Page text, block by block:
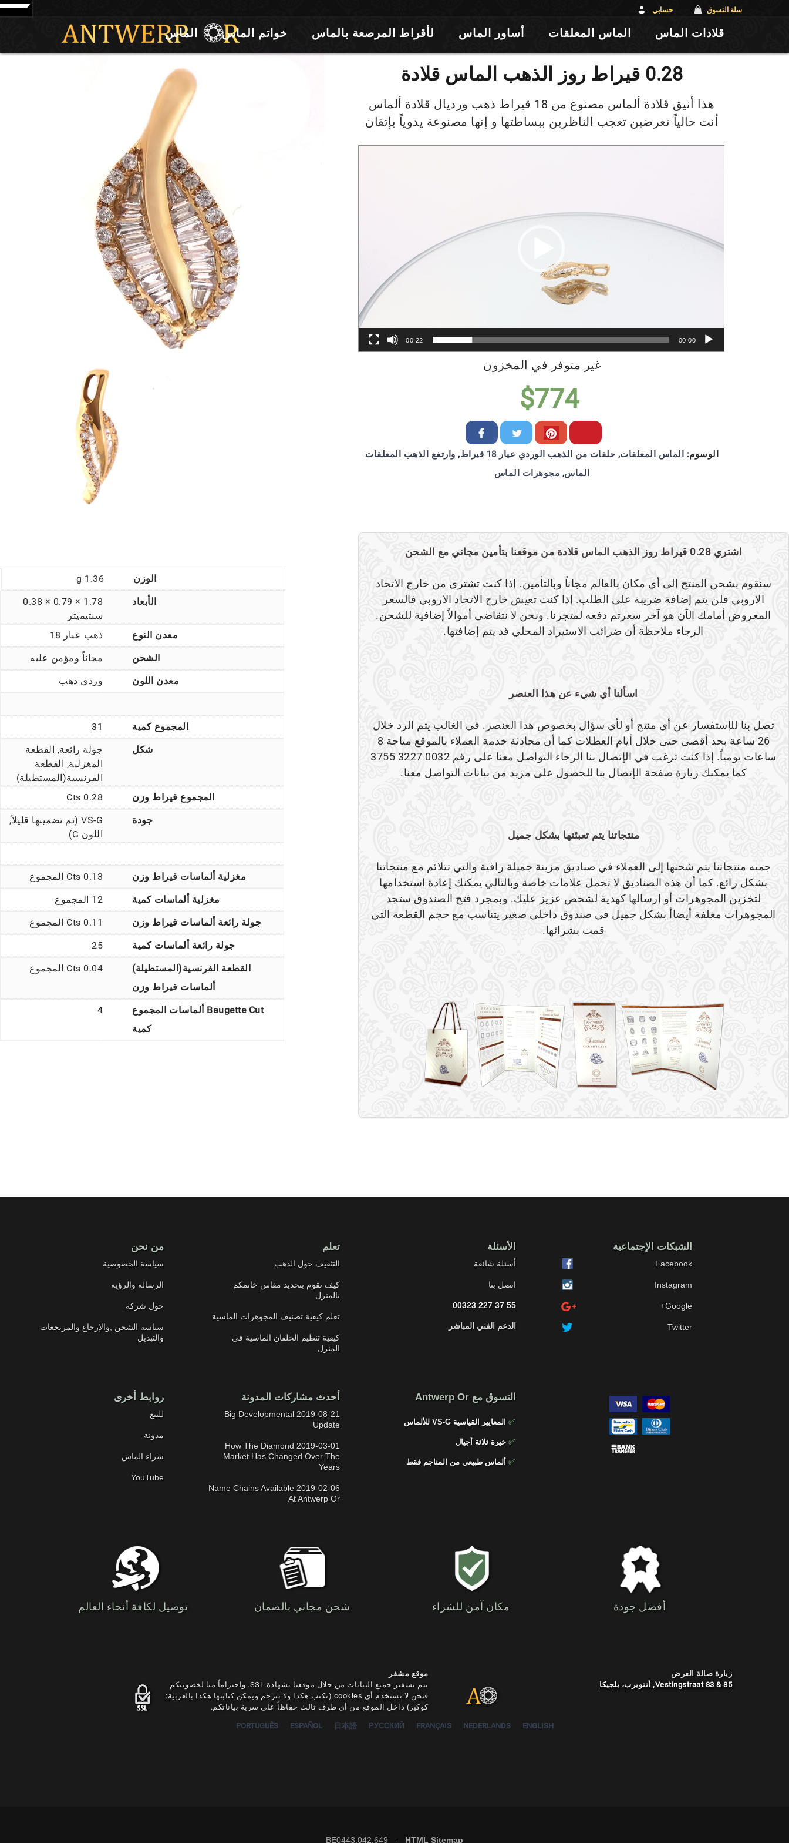
حسابي سلة التسوق
الماس خواتم الماس لأقراط المرصعة بالماس أساور الماس الماس المعلقات قلادات الماس
0.28 قيراط روز الذهب الماس قلادة
هذا أنيق قلادة ألماس مصنوع من 18 قيراط ذهب ورديال قلادة ألماس
أنت حالياً تعرضين تعجب الناظرين ببساطتها و إنها مصنوعة يدوياً بإتقان
00:00
00:22
$774
غير متوفر في المخزون
الوسوم: الماس المعلقات, حلقات من الذهب الوردي عيار 18 قيراط , وارتفع الذهب المعلقات
الماس, مجوهرات الماس
معلومات إضافية
الوزن 1.36 g
الأبعاد
1.78 × 0.79 × 0.38
سنتيميتر
معدن النوع
ذهب عيار 18
الشحن مجاناً ومؤمن عليه
معدن اللون وردي ذهب
المجموع كمية 31
شكل
جولة رائعة, القطعة
المغزلية, القطعة
الفرنسية(المستطيلة)
المجموع قيراط وزن
0.28 Cts
جودة
VS-G (تم تضمينها قليلاً,
اللون G)
مغزلية ألماسات قيراط وزن 0.13 Cts المجموع
مغزلية ألماسات كمية 12 المجموع
جولة رائعة ألماسات قيراط وزن 0.11 Cts المجموع
جولة رائعة ألماسات كمية 25
القطعة الفرنسية(المستطيلة)
ألماسات قيراط وزن
0.04 Cts المجموع
Baugette Cut ألماسات المجموع
كمية
4
اشتري 0.28 قيراط روز الذهب الماس قلادة من موقعنا بتأمين مجاني مع الشحن
سنقوم بشحن المنتج إلى أي مكان بالعالم مجاناً وبالتأمين. إذا كنت تشتري من خارج الاتحاد
الاروبي فلن يتم إضافة ضريبة على الطلب. إذا كنت تعيش خارج الاتحاد الاروبي فالسعر
المعروض أمامك الآن هو آخر سعرتم دفعه لمتجرنا. ونحن لا نتقاضى أموالاً إضافية للشحن.
الرجاء ملاحظة أن ضرائب الاستيراد المحلي قد يتم إضافتها.
اسألنا أي شيء عن هذا العنصر
تصل بنا للإستفسار عن أي منتج أو لأي سؤال بخصوص هذا العنصر. في الغالب يتم الرد خلال
26 ساعة بحد أقصى حتى خلال أيام العطلات كما أن محادثة خدمة العملاء بالموقع متاحة 8
ساعات يومياً. إذا كنت ترغب في الإتصال بنا الرجاء التواصل معنا على رقم 0032 3227 3755
كما يمكنك زيارة صفحة الإتصال بنا للحصول على مزيد من بيانات التواصل معنا.
منتجاتنا يتم تعبئتها بشكل جميل
جميه منتجاتنا يتم شحنها إلى العملاء في صناديق مزينة جميلة راقية والتي تتلائم مع منتجاتنا
بشكل رائع. كما أن هذه الصناديق لا تحمل علامات خاصة وبالتالي يمكنك إعادة استخدامها
لتخزين المجوهرات أو إرسالها كهدية لشخص عزيز عليك. وبمجرد فتح الصندوق ستجد
المجوهرات مغلفة أيضاأ بشكل جميل في صندوق داخلي صغير يتناسب مع حجم القطعة التي
قمت بشرائها.
من نحن
سياسة الخصوصية
الرسالة والرؤية
حول شركة
سياسة الشحن ,والإرجاع والمرتجعات
والتبديل
تعلم
التثقيف حول الذهب
كيف تقوم بتحديد مقاس خاتمكم
بالمنزل
تعلم كيفية تصنيف المجوهرات الماسية
كيفية تنظيم الحلقان الماسية في
المنزل
الأسئلة
أسئلة شائعة
اتصل بنا
00323 227 37 55
الدعم الفني المباشر
الشبكات الإجتماعية
Facebook
Instagram
Google+
Twitter
روابط أخرى
للبيع
مدونة
شراء الماس
YouTube
أحدث مشاركات المدونة
2019-08-21 Big Developmental
Update
2019-03-01 How The Diamond
Market Has Changed Over The
Years
2019-02-06 Name Chains Available
At Antwerp Or
التسوق مع Antwerp Or
✅ المعايير القياسية VS-G للألماس
✅ خيرة ثلاثة أجيال
✅ ألماس طبيعي من المناجم فقط
توصيل لكافة أنحاء العالم شحن مجاني بالضمان مكان آمن للشراء أفضل جودة
زيارة صالة العرض
Vestingstraat 83 & 85, أنتويرب، بلجيكا
موقع مشفر
يتم تشفير جميع البيانات من حلال موقعنا بشهادة SSL. واحتراماً منا لخصويتكم
فنحن لا نستخدم أي cookies (تكتب هكذا ولا تترجم ويمكن كتابتها هكذا بالعربية:
كوكيز) داخل الموقع من أي طرف ثالث حفاظاً على سرية بياناتكم.
ENGLISH
NEDERLANDS
FRANÇAIS
РУССКИЙ
日本語
ESPAÑOL
PORTUGUÊS
BE0443.042.649 - HTML Sitemap